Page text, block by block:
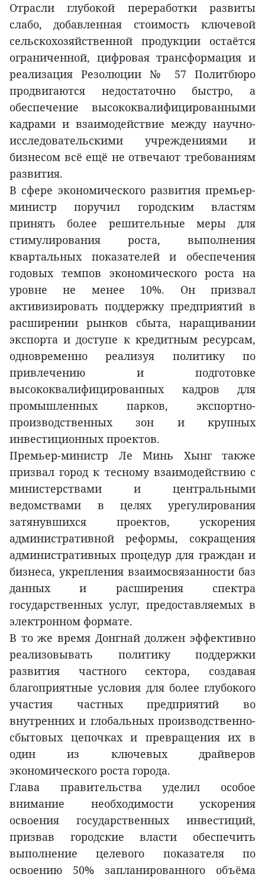
Отрасли глубокой переработки развиты
слабо, добавленная стоимость ключевой
сельскохозяйственной продукции остаётся
ограниченной, цифровая трансформация и
реализация Резолюции № 57 Политбюро
продвигаются недостаточно быстро, а
обеспечение высококвалифицированными
кадрами и взаимодействие между научно-
исследовательскими учреждениями и
бизнесом всё ещё не отвечают требованиям
развития.
В сфере экономического развития премьер-
министр поручил городским властям
принять более решительные меры для
стимулирования роста, выполнения
квартальных показателей и обеспечения
годовых темпов экономического роста на
уровне не менее 10%. Он призвал
активизировать поддержку предприятий в
расширении рынков сбыта, наращивании
экспорта и доступе к кредитным ресурсам,
одновременно реализуя политику по
привлечению и подготовке
высококвалифицированных кадров для
промышленных парков, экспортно-
производственных зон и крупных
инвестиционных проектов.
Премьер-министр Ле Минь Хынг также
призвал город к тесному взаимодействию с
министерствами и центральными
ведомствами в целях урегулирования
затянувшихся проектов, ускорения
административной реформы, сокращения
административных процедур для граждан и
бизнеса, укрепления взаимосвязанности баз
данных и расширения спектра
государственных услуг, предоставляемых в
электронном формате.
В то же время Донгнай должен эффективно
реализовывать политику поддержки
развития частного сектора, создавая
благоприятные условия для более глубокого
участия частных предприятий во
внутренних и глобальных производственно-
сбытовых цепочках и превращения их в
один из ключевых драйверов
экономического роста города.
Глава правительства уделил особое
внимание необходимости ускорения
освоения государственных инвестиций,
призвав городские власти обеспечить
выполнение целевого показателя по
освоению 50% запланированного объёма